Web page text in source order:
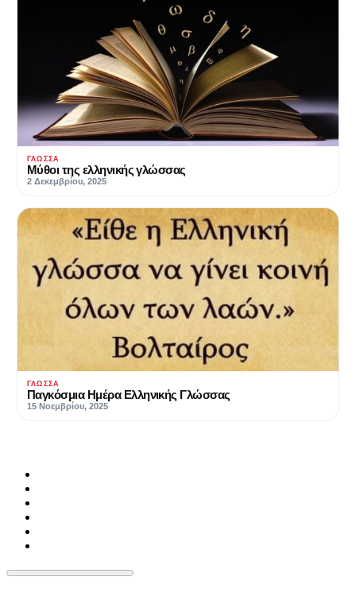
ΓΛΏΣΣΑ
Μύθοι της ελληνικής γλώσσας
2 Δεκεμβρίου, 2025
ΓΛΏΣΣΑ
Παγκόσμια Ημέρα Ελληνικής Γλώσσας
15 Νοεμβρίου, 2025